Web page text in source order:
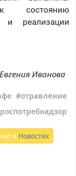
состоянию
и реализации
Евгения Иванова
отравление
роспотребнадзор
в Новостях